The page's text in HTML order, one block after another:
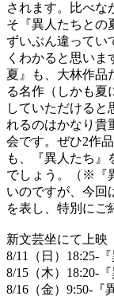
されます。比べな
そ『異人たちとの
ずいぶん違ってい
くわかると思い
夏』も、大林作品
る名作（しかも夏
していただけると
れるのはかなり貴
会です。ぜひ2作
も、『異人たち』
でしょう。（※『
いのですが、今回
を表し、特別にご
新文芸坐にて上映
8/11（日）18:25-
8/15（木）18:20-
8/16（金）9:50-『